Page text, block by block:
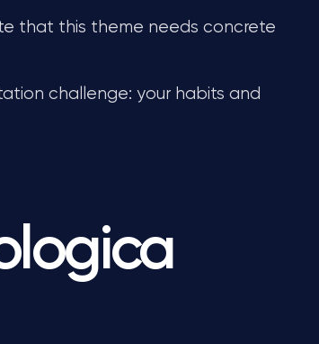
that this theme needs concrete
challenge: your habits and